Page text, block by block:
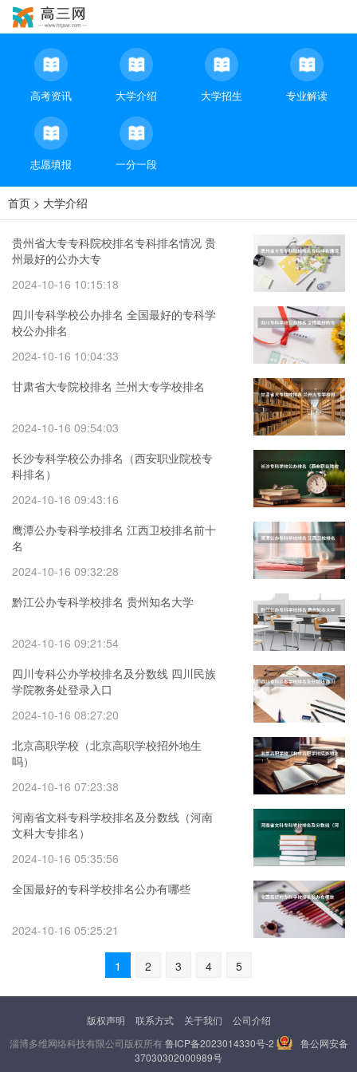
高考资讯 大学介绍 大学招生 专业解读
志愿填报 一分一段
首页 > 大学介绍
贵州省大专专科院校排名专科排名情况 贵
州最好的公办大专
2024-10-16 10:15:18
四川专科学校公办排名 全国最好的专科学
校公办排名
2024-10-16 10:04:33
甘肃省大专院校排名 兰州大专学校排名
2024-10-16 09:54:03
长沙专科学校公办排名（西安职业院校专
科排名）
2024-10-16 09:43:16
鹰潭公办专科学校排名 江西卫校排名前十
名
2024-10-16 09:32:28
黔江公办专科学校排名 贵州知名大学
2024-10-16 09:21:54
四川专科公办学校排名及分数线 四川民族
学院教务处登录入口
2024-10-16 08:27:20
北京高职学校（北京高职学校招外地生
吗）
2024-10-16 07:23:38
河南省文科专科学校排名及分数线（河南
文科大专排名）
2024-10-16 05:35:56
全国最好的专科学校排名公办有哪些
2024-10-16 05:25:21
1 2 3 4 5
版权声明 联系方式 关于我们
公司介绍
淄博多维网络科技有限公司版权所有鲁ICP备2023014330号-2
鲁公网安备
37030302000989号